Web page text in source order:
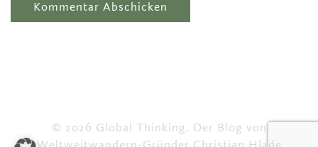
© 2026 Global Thinking. Der Blog von
Weltweitwandern-Gründer Christian Hlade